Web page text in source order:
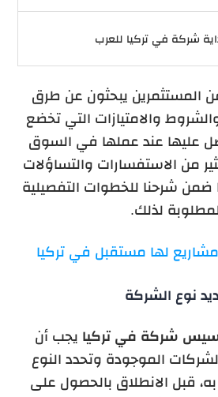
شركة في تركيا للعرب
المستثمرين يبحثون عن طرق
والامتيازات التي تخضع
عليها عند عملها في السوق
من الاستفسارات والتساؤلات
ضمن شرحنا للخطوات التفصيلية
لذلك.
لها مستقبل في تركيا
نوع الشركة
شركة في تركيا يجب أن
الموجودة وتحدد النوع
قبل الانطلاق بالحصول على